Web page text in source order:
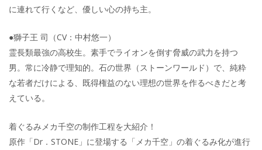
に連れて行くなど、優しい心の持ち主。
●獅子王 司（CV：中村悠一）
霊長類最強の高校生。素手でライオンを倒す脅威の武力を持つ
男。常に冷静で理知的。石の世界（ストーンワールド）で、純粋
な若者だけによる、既得権益のない理想の世界を作るべきだと考
えている。
着ぐるみメカ千空の制作工程を大紹介！
原作「Dr．STONE」に登場する「メカ千空」の着ぐるみ化が進行